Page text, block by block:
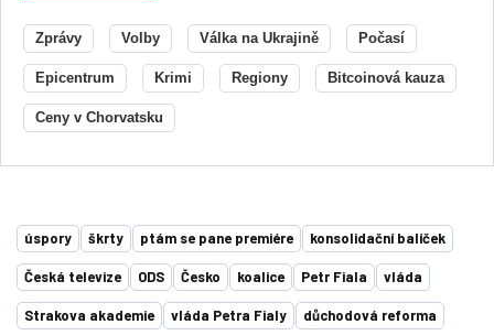
Zprávy Volby Válka na Ukrajině Počasí
Epicentrum Krimi Regiony Bitcoinová kauza
Ceny v Chorvatsku
úspory škrty ptám se pane premiére konsolidační balíček
Česká televize ODS Česko koalice Petr Fiala vláda
Strakova akademie vláda Petra Fialy důchodová reforma